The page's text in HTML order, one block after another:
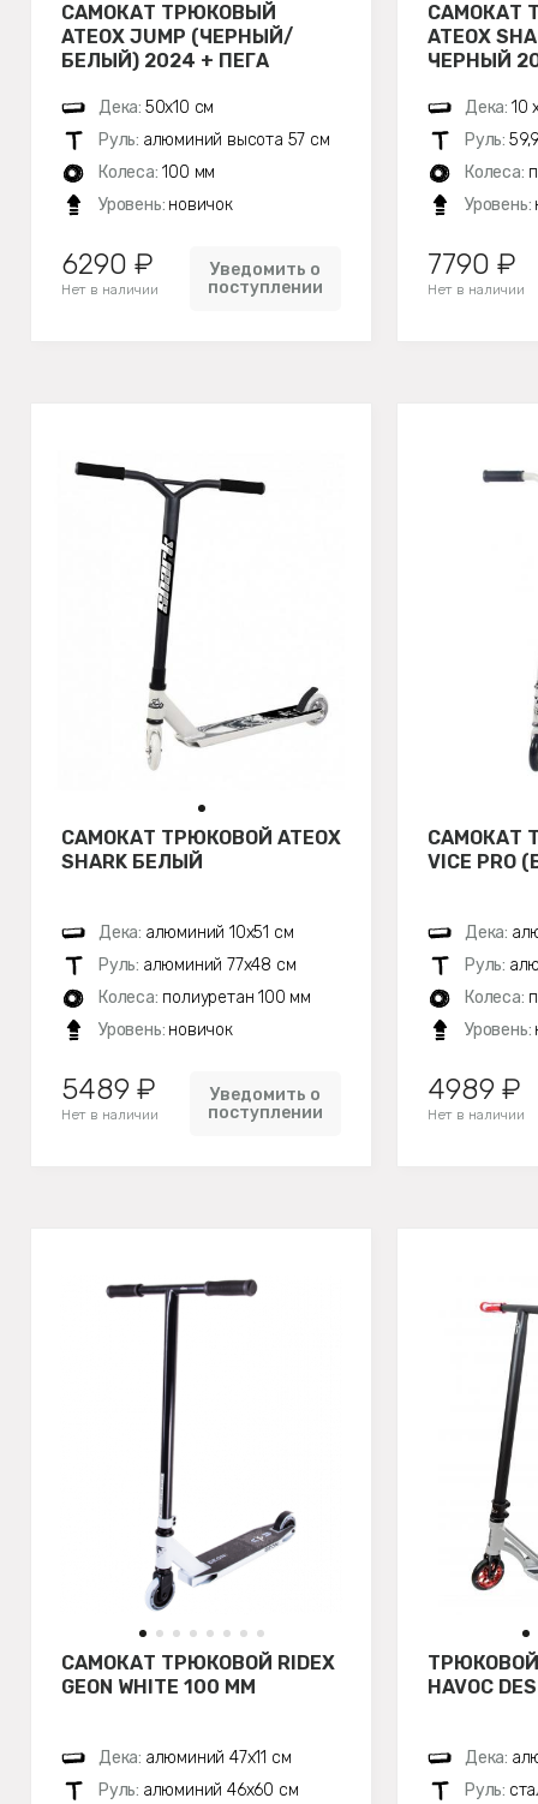
САМОКАТ ТРЮКОВЫЙ
ATEOX JUMP (ЧЕРНЫЙ/
БЕЛЫЙ) 2024 + ПЕГА
Дека: 50х10 см
Руль: алюминий высота 57 см
Колеса: 100 мм
Уровень: новичок
6290 ₽
Нет в наличии
Уведомить о
поступлении
САМОКАТ
ATEOX
ЧЕРНЫЙ
Дека: 10
Руль:
Колеса:
Уровень:
7790 ₽
Нет в наличии
САМОКАТ ТРЮКОВОЙ ATEOX
SHARK БЕЛЫЙ
Дека: алюминий 10х51 см
Руль: алюминий 77х48 см
Колеса: полиуретан 100 мм
Уровень: новичок
5489 ₽
Нет в наличии
Уведомить о
поступлении
САМОКАТ
VICE PRO
Дека:
Руль:
Колеса:
Уровень:
4989 ₽
Нет в наличии
САМОКАТ ТРЮКОВОЙ RIDEX
GEON WHITE 100 ММ
Дека: алюминий 47х11 см
Руль: алюминий 46х60 см
HAVOC
Дека:
Руль: